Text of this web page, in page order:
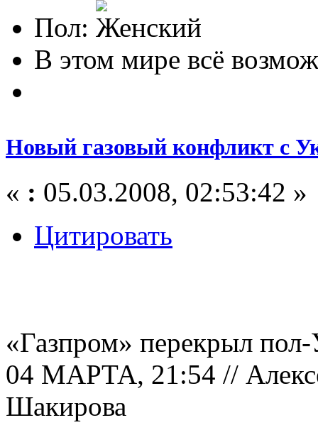
Пол:
В этом мире всё
Новый газовый конфликт с
« : 05.03.2008, 02:53:42 »
Цитировать
«Газпром» перекрыл
04 МАРТА, 21:54 //
Шакирова